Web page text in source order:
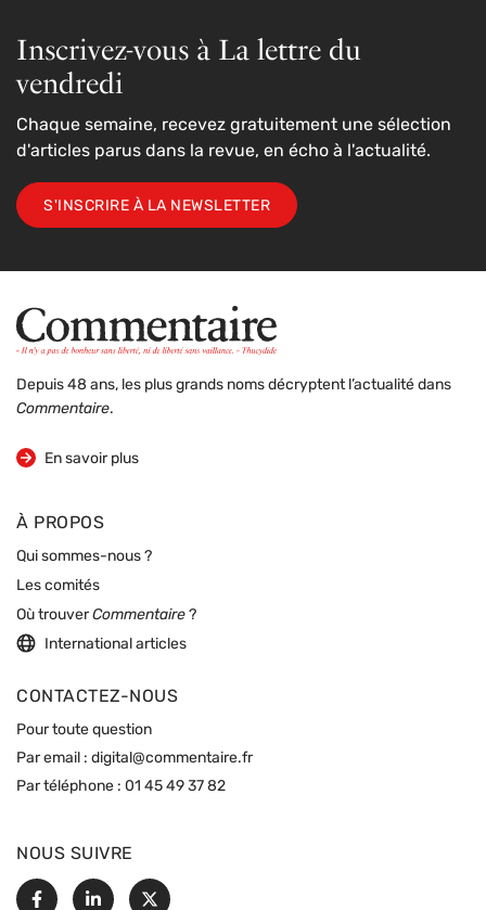
Inscrivez-vous à La lettre du
vendredi
Chaque semaine, recevez gratuitement une sélection
d'articles parus dans la revue, en écho à l'actualité.
S'INSCRIRE À LA NEWSLETTER
Depuis 48 ans, les plus grands noms décryptent l’actualité dans
Commentaire.
En savoir plus
sur la revue
À PROPOS
Qui sommes-nous ?
Les comités
Où trouverCommentaire ?
International articles
CONTACTEZ-NOUS
Pour toute question
Par email : digital@commentaire.fr
Par téléphone : 01 45 49 37 82
NOUS SUIVRE